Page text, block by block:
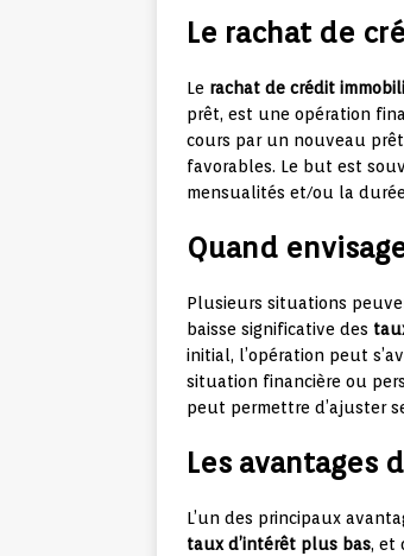
Le rachat de
Le rachat de crédit
prêt, est une opération
cours par un nouveau
favorables. Le but est
mensualités et/ou la
Quand
Plusieurs situations
baisse significative des
initial, l’opération peut
situation financière ou
peut permettre d’ajuster
Les avantages
L’un des principaux
taux d’intérêt plus bas, et